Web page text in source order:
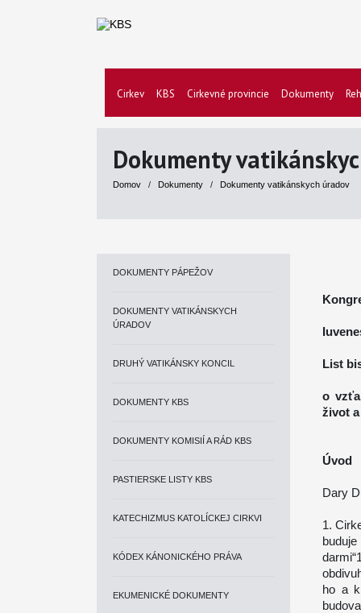
Cirkev KBS Cirkevné provincie Dokumenty
Dokumenty
Domov / Dokumenty / Dokumenty vatikánskych úradov
DOKUMENTY PÁPEŽOV
DOKUMENTY VATIKÁNSKYCH
ÚRADOV
DRUHÝ VATIKÁNSKY KONCIL
DOKUMENTY KBS
DOKUMENTY KOMISIÍ A RÁD KBS
PASTIERSKE LISTY KBS
KATECHIZMUS KATOLÍCKEJ CIRKVI
KÓDEX KÁNONICKÉHO PRÁVA
EKUMENICKÉ DOKUMENTY
List
o
život
Úvod
Dary
1.
ho a